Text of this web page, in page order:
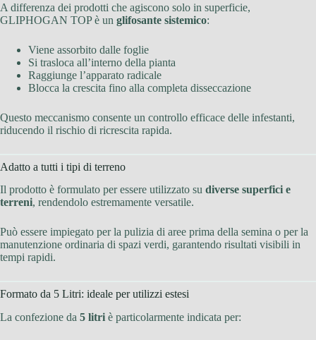
A differenza dei prodotti che agiscono solo in superficie,
GLIPHOGAN TOP è un glifosante sistemico:
Viene assorbito dalle foglie
Si trasloca all’interno della pianta
Raggiunge l’apparato radicale
Blocca la crescita fino alla completa disseccazione
Questo meccanismo consente un controllo efficace delle infestanti,
riducendo il rischio di ricrescita rapida.
Adatto a tutti i tipi di terreno
Il prodotto è formulato per essere utilizzato su diverse superfici e
terreni, rendendolo estremamente versatile.
Può essere impiegato per la pulizia di aree prima della semina o per la
manutenzione ordinaria di spazi verdi, garantendo risultati visibili in
tempi rapidi.
Formato da 5 Litri: ideale per utilizzi estesi
La confezione da 5 litri è particolarmente indicata per: